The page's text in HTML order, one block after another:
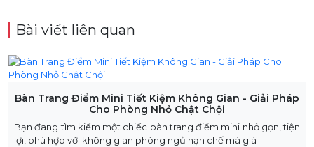
Bài viết liên quan
Bàn Trang Điểm Mini Tiết Kiệm Không Gian - Giải Pháp
Cho Phòng Nhỏ Chật Chội
Bạn đang tìm kiếm một chiếc bàn trang điểm mini nhỏ gọn, tiện
lợi, phù hợp với không gian phòng ngủ hạn chế mà giá